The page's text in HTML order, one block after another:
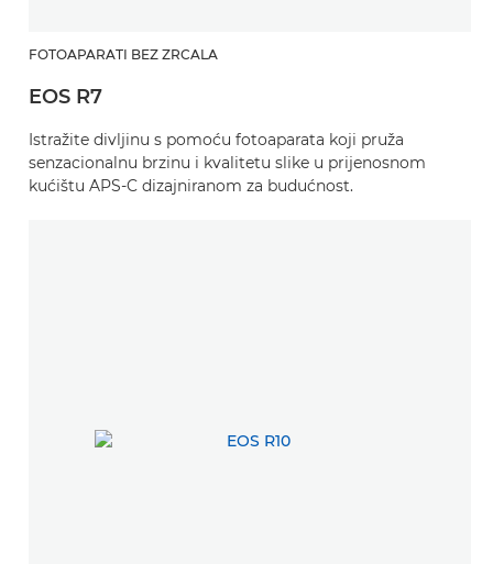
FOTOAPARATI BEZ ZRCALA
EOS R7
Istražite divljinu s pomoću fotoaparata koji pruža
senzacionalnu brzinu i kvalitetu slike u prijenosnom
kućištu APS-C dizajniranom za budućnost.